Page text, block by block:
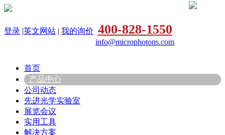
登录 |英文网站 | 我的询价 400-828-1550
info@microphotons.com
首页
产品中心
公司动态
先进光学实验室
展览会议
实用工具
解决方案